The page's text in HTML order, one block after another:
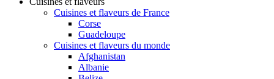
Cuisines et flaveurs de France
Corse
Guadeloupe
Cuisines et flaveurs du monde
Afghanistan
Albanie